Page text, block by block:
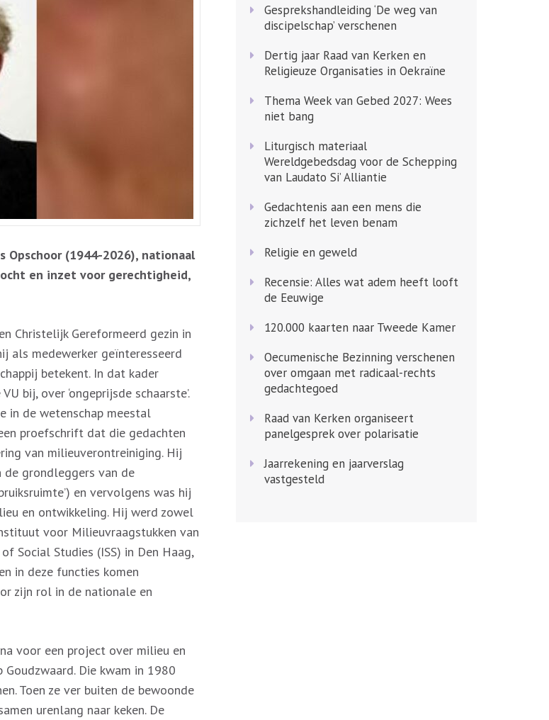
Opschoor (1944-2026), nationaal
en inzet voor gerechtigheid,
Christelijk Gereformeerd gezin in
als medewerker geïnteresseerd
betekent. In dat kader
bij, over ‘ongeprijsde schaarste’.
in de wetenschap meestal
proefschrift dat die gedachten
van milieuverontreiniging. Hij
grondleggers van de
en vervolgens was hij
en ontwikkeling. Hij werd zowel
voor Milieuvraagstukken van
Social Studies (ISS) in Den Haag,
in deze functies komen
zijn rol in de nationale en
voor een project over milieu en
Die kwam in 1980
Toen ze ver buiten de bewoonde
urenlang naar keken. De
Gesprekshandleiding ‘De weg van
discipelschap’ verschenen
Dertig jaar Raad van Kerken en
Religieuze Organisaties in Oekraïne
Thema Week van Gebed 2027: Wees
niet bang
Liturgisch materiaal
Wereldgebedsdag voor de Schepping
van Laudato Si’ Alliantie
Gedachtenis aan een mens die
zichzelf het leven benam
Religie en geweld
Recensie: Alles wat adem heeft looft
de Eeuwige
120.000 kaarten naar Tweede Kamer
Oecumenische Bezinning verschenen
over omgaan met radicaal-rechts
gedachtegoed
Raad van Kerken organiseert
panelgesprek over polarisatie
Jaarrekening en jaarverslag
vastgesteld